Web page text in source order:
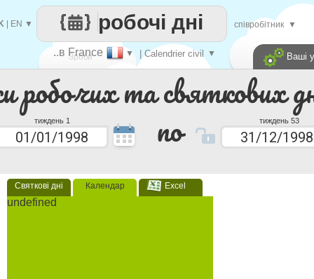
робочих та святкових
тиждень 1 по тиждень 53
Святкові дні Календар Excel
undefined
Зроби
кожен
..в France ▼ | Calendrier civil ▼
робочі дні
EN ▼ співробітник ▼
Ваші